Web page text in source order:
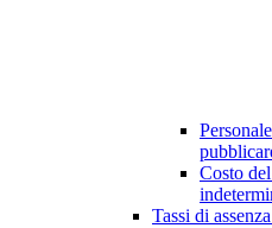
Costo
Tassi di assenza